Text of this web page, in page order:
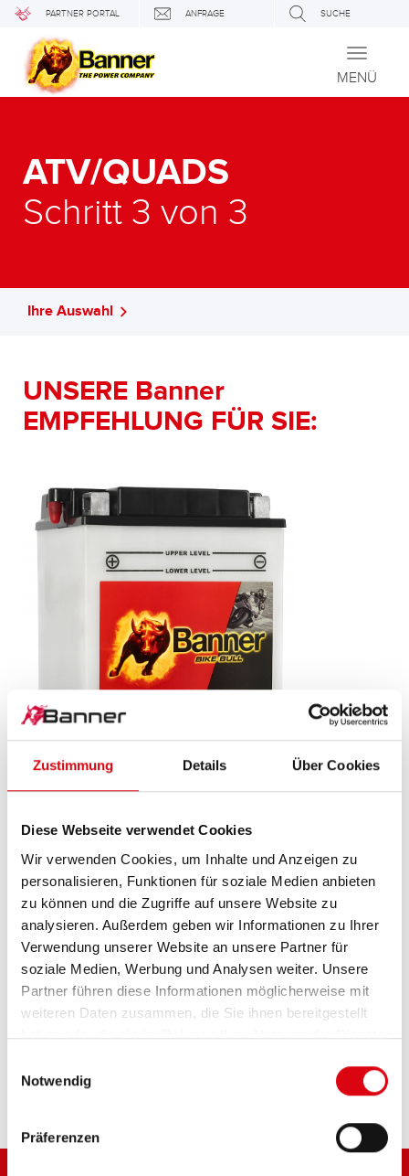
Zustimmung Details Über Cookies
Diese Webseite verwendet Cookies
Wir verwenden Cookies, um Inhalte und Anzeigen zu
personalisieren, Funktionen für soziale Medien anbieten
zu können und die Zugriffe auf unsere Website zu
analysieren. Außerdem geben wir Informationen zu Ihrer
Verwendung unserer Website an unsere Partner für
soziale Medien, Werbung und Analysen weiter. Unsere
Partner führen diese Informationen möglicherweise mit
weiteren Daten zusammen, die Sie ihnen bereitgestellt
haben oder die sie im Rahmen Ihrer Nutzung der Dienste
Notwendig
Präferenzen
PARTNER PORTAL ANFRAGE SUCHE
Toggle
MENÜ
ATV/QUADS
Schritt 3 von 3
Ihre Auswahl
UNSERE Banner
EMPFEHLUNG FÜR SIE:
514 12 / BB14-A2 - YB14-A2
Das Aushängeschild der Banner Markenqualität.
Originalqualität zum Nachrüsten (OE).
PRODUKTDETAILS >
Diese Batterie kaufen:
HÄNDLER & EINBAUSERVICE >